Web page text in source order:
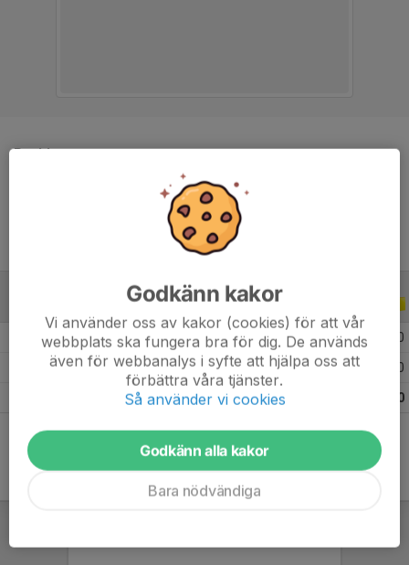
Position
-
7 år
ALLA ÅR
2026 7 0 0 0
4 0 0
0
Godkänn kakor
Vi använder oss av kakor (cookies) för att vår
webbplats ska fungera bra för dig. De används
även för webbanalys i syfte att hjälpa oss att
förbättra våra tjänster.
Så använder vi cookies
Godkänn alla kakor
Bara nödvändiga